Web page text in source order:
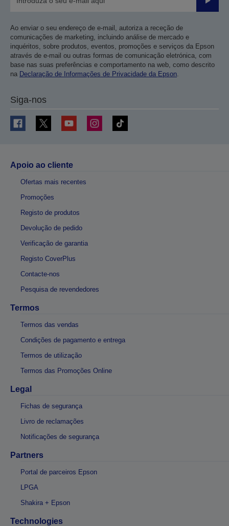
Enviar
Ao enviar o seu endereço de e-mail, autoriza a receção de
comunicações de marketing, incluindo análise de mercado e
inquéritos, sobre produtos, eventos, promoções e serviços da Epson
através de e-mail ou outras formas de comunicação eletrónica, com
base nas suas preferências e comportamento na web, como descrito
na Declaração de Informações de Privacidade da Epson.
Siga-nos
Apoio ao cliente
Ofertas mais recentes
Promoções
Registo de produtos
Devolução de pedido
Verificação de garantia
Registo CoverPlus
Contacte-nos
Pesquisa de revendedores
Termos
Termos das vendas
Condições de pagamento e entrega
Termos de utilização
Termos das Promoções Online
Legal
Fichas de segurança
Livro de reclamações
Notificações de segurança
Partners
Portal de parceiros Epson
LPGA
Shakira + Epson
Technologies